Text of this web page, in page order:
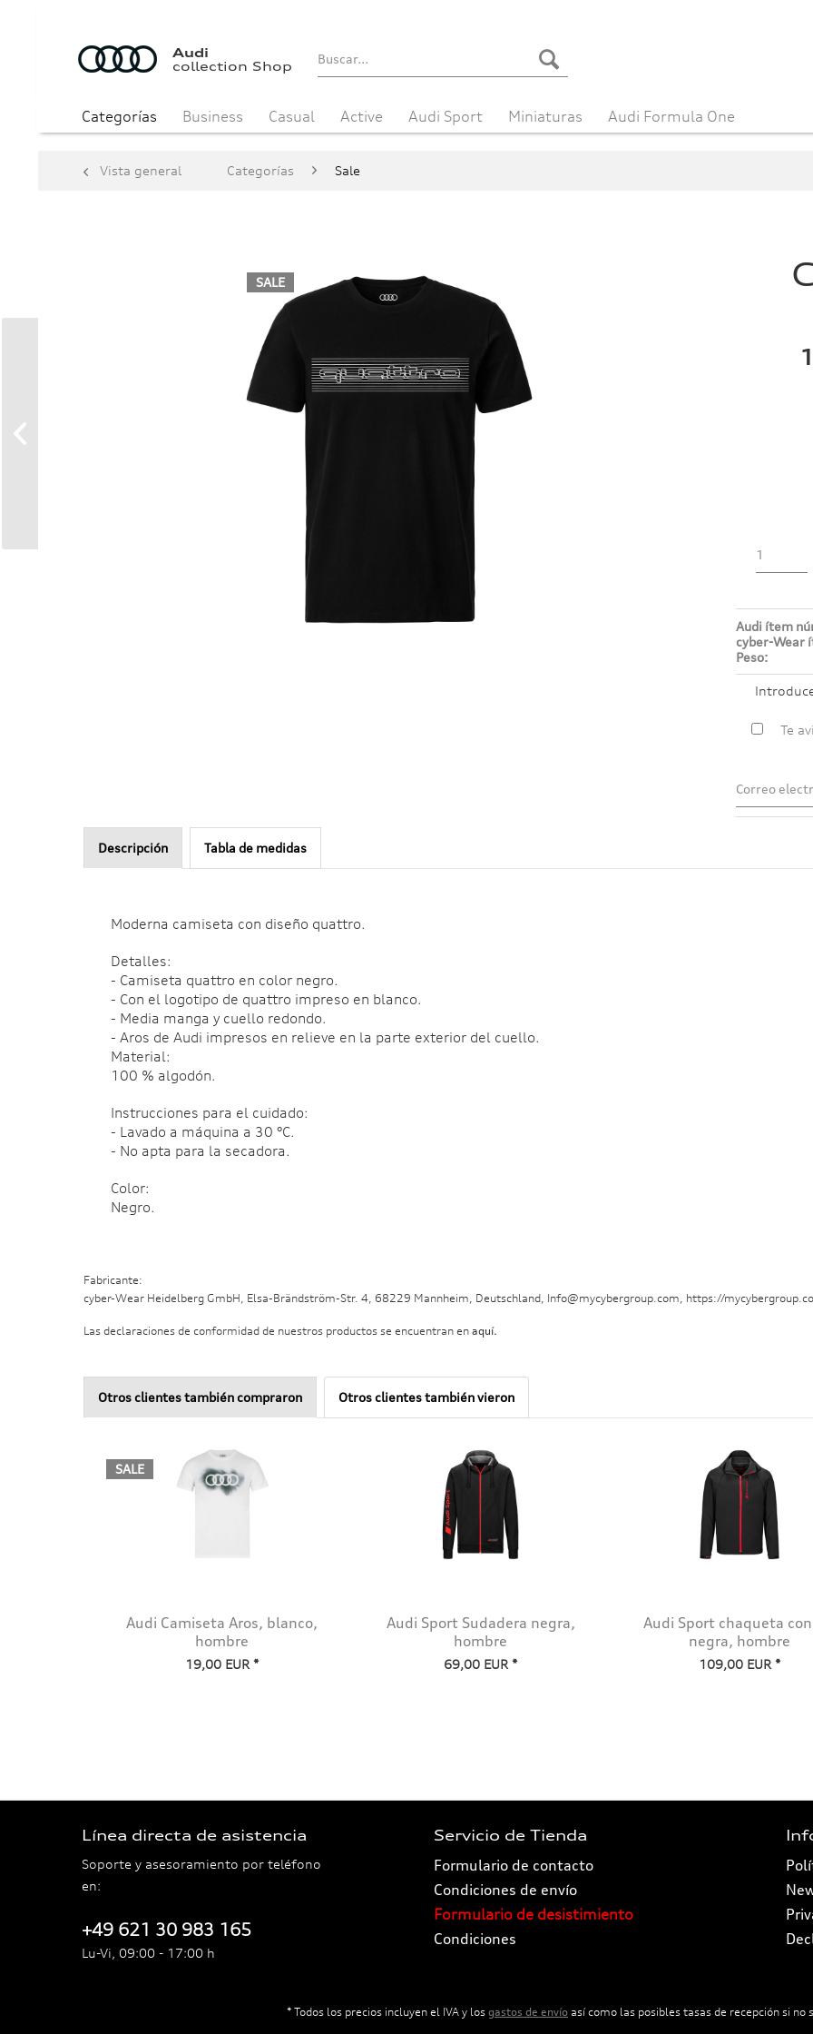
Audi
collection Shop
Categorías Business Casual Active Audi Sport Miniaturas Audi Formula One
Vista general Categorías Sale
SALE
Audi ítem
cyber-Wear
Peso:
Te
Descripción Tabla de medidas
Moderna camiseta con diseño quattro.
Detalles:
- Camiseta quattro en color negro.
- Con el logotipo de quattro impreso en blanco.
- Media manga y cuello redondo.
- Aros de Audi impresos en relieve en la parte exterior del cuello.
Material:
100 % algodón.
Instrucciones para el cuidado:
- Lavado a máquina a 30 °C.
- No apta para la secadora.
Color:
Negro.
Fabricante:
cyber-Wear Heidelberg GmbH, Elsa-Brändström-Str. 4, 68229 Mannheim, Deutschland, Info@mycybergroup.com, https://
Las declaraciones de conformidad de nuestros productos se encuentran en aquí.
Otros clientes también compraron Otros clientes también vieron
SALE
Audi Camiseta Aros, blanco,
hombre
19,00 EUR *
Audi Sport Sudadera negra,
hombre
69,00 EUR *
Audi Sport chaqueta
negra, hombre
109,00 EUR *
Línea directa de asistencia
Soporte y asesoramiento por teléfono
en:
+49 621 30 983 165
Lu-Vi, 09:00 - 17:00 h
Servicio de Tienda
Formulario de contacto
Condiciones de envío
Formulario de desistimiento
Condiciones
* Todos los precios incluyen el IVA y los gastos de envío así como las posibles tasas de recepción si no